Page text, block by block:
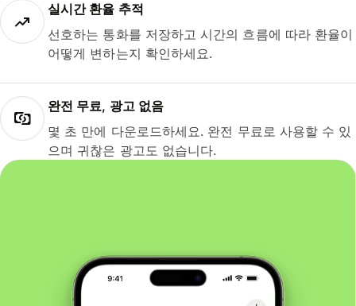
실시간 환율 추적
선호하는 통화를 저장하고 시간의 흐름에 따라 환율이
어떻게 변하는지 확인하세요.
완전 무료, 광고 없음
몇 초 만에 다운로드하세요. 완전 무료로 사용할 수 있
으며 귀찮은 광고도 없습니다.